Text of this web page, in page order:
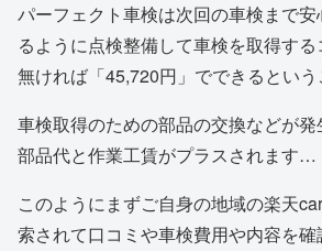
パーフェクト車検は次回の車検まで
るように点検整備して車検を取得す
無ければ「45,720円」でできるとい
車検取得のための部品の交換などが
部品代と作業工賃がプラスされます…
このようにまずご自身の地域の楽天
索されて口コミや車検費用や内容を